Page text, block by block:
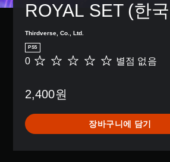
ROYAL SET (한
Thirdverse, Co., Ltd.
PS5
별
음
0 별점 없음
2,400원
장바구니에 담기